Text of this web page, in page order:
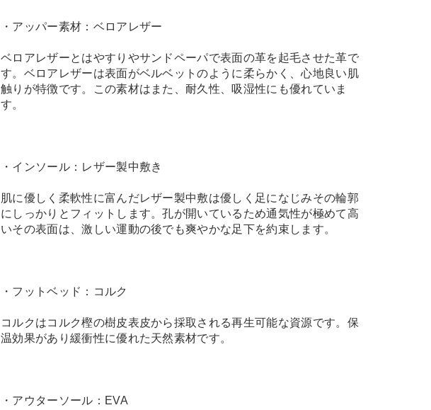
・アッパー素材：ベロアレザー
ベロアレザーとはやすりやサンドペーパで表面の革を起毛させた革で
す。ベロアレザーは表面がベルベットのように柔らかく、心地良い肌
触りが特徴です。この素材はまた、耐久性、吸湿性にも優れていま
す。
・インソール：レザー製中敷き
肌に優しく柔軟性に富んだレザー製中敷は優しく足になじみその輪郭
にしっかりとフィットします。孔が開いているため通気性が極めて高
いその表面は、激しい運動の後でも爽やかな足下を約束します。
・フットベッド：コルク
コルクはコルク樫の樹皮表皮から採取される再生可能な資源です。保
温効果があり緩衝性に優れた天然素材です。
・アウターソール：EVA